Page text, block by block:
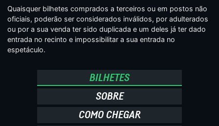
Quaisquer bilhetes comprados a terceiros ou em postos não
oficiais, poderão ser considerados inválidos, por adulterados
ou por a sua venda ter sido duplicada e um deles já ter dado
entrada no recinto e impossibilitar a sua entrada no
espetáculo.
BILHETES
SOBRE
COMO CHEGAR